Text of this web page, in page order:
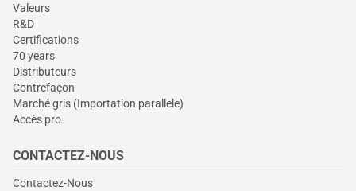
Valeurs
R&D
Certifications
70 years
Distributeurs
Contrefaçon
Marché gris (Importation parallele)
Accès pro
CONTACTEZ-NOUS
Contactez-Nous